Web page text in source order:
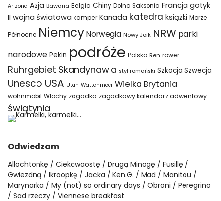
Arizona Azja Bawaria Belgia Chiny Dolna Saksonia Francja gotyk
II wojna światowa kamper Kanada katedra książki Morze
Północne Niemcy Norwegia Nowy Jork NRW parki
narodowe Pekin podróże Polska Ren rower
Ruhrgebiet Skandynawia styl romański Szkocja Szwecja
Unesco USA Utah Wattenmeer Wielka Brytania
wohnmobil Włochy zagadka zagadkowy kalendarz adwentowy
świątynia
Odwiedzam
Allochtonkę Ciekawaostę Drugą Minogę
Fusillę
Gwiezdną
Ikroopkę Jacka Ken.G. Mad
Manitou
Marynarka
My (not) so ordinary days Obroni
Peregrino
Sad rzeczy
Viennese breakfast